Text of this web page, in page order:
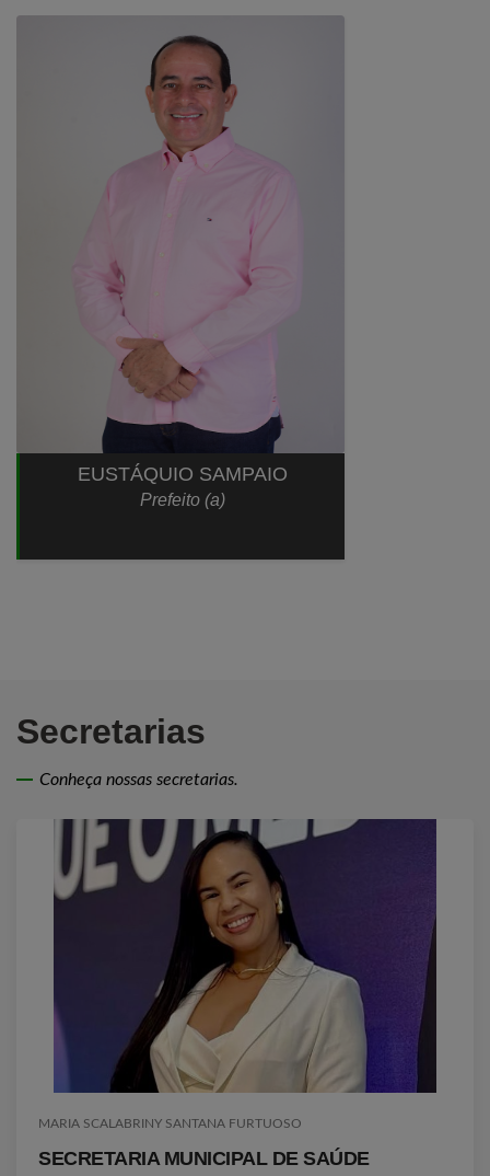
EUSTÁQUIO SAMPAIO
Prefeito (a)
Secretarias
Conheça nossas secretarias.
MARIA SCALABRINY SANTANA FURTUOSO
SECRETARIA MUNICIPAL DE SAÚDE